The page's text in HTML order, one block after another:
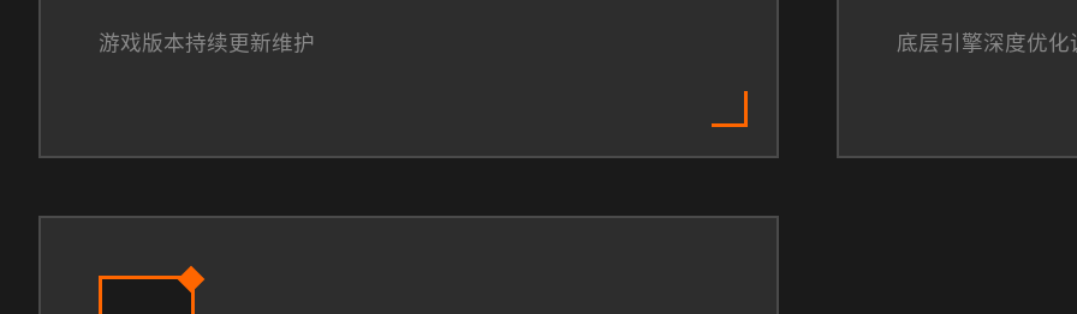
游戏版本持续更新维护 底层引擎深度优化